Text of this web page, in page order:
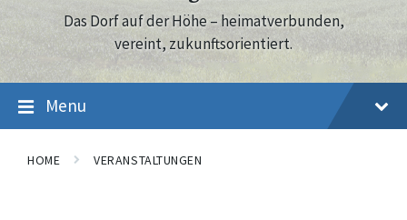
Das Dorf auf der Höhe – heimatverbunden,
vereint, zukunftsorientiert.
Menu
HOME VERANSTALTUNGEN